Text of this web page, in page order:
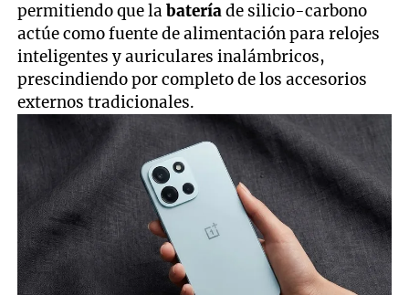
permitiendo que labateríade silicio-carbono
actúe como fuente de alimentación para relojes
inteligentes y auriculares inalámbricos,
prescindiendo por completo de los accesorios
externos tradicionales.